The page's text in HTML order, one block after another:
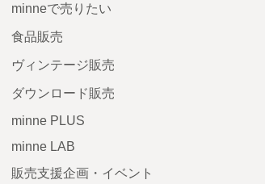
minneで売りたい
食品販売
ヴィンテージ販売
ダウンロード販売
minne PLUS
minne LAB
販売支援企画・イベント